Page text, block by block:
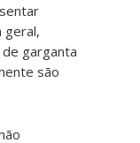
geral,
garganta
são